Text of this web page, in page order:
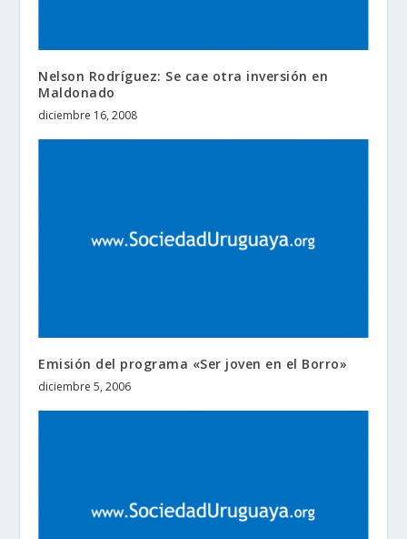
Nelson Rodríguez: Se cae otra inversión en
Maldonado
diciembre 16, 2008
Emisión del programa «Ser joven en el Borro»
diciembre 5, 2006